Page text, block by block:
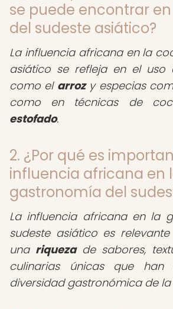
se puede encontrar
del sudeste asiático?
La influencia africana en la
asiático se refleja en el uso
como el arrozy especias
como en técnicas de
estofado.
2. ¿Por qué es
influencia africana en
gastronomía del
La influencia africana en la
sudeste asiático es
una riquezade sabores,
culinarias únicas que han
diversidad gastronómica de la